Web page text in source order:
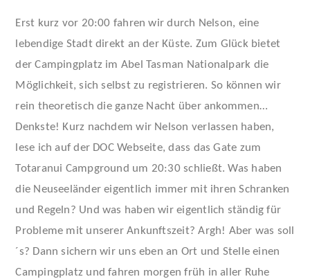
Erst kurz vor 20:00 fahren wir durch Nelson, eine
lebendige Stadt direkt an der Küste. Zum Glück bietet
der Campingplatz im Abel Tasman Nationalpark die
Möglichkeit, sich selbst zu registrieren. So können wir
rein theoretisch die ganze Nacht über ankommen…
Denkste! Kurz nachdem wir Nelson verlassen haben,
lese ich auf der DOC Webseite, dass das Gate zum
Totaranui Campground um 20:30 schließt. Was haben
die Neuseeländer eigentlich immer mit ihren Schranken
und Regeln? Und was haben wir eigentlich ständig für
Probleme mit unserer Ankunftszeit? Argh! Aber was soll
´s? Dann sichern wir uns eben an Ort und Stelle einen
Campingplatz und fahren morgen früh in aller Ruhe